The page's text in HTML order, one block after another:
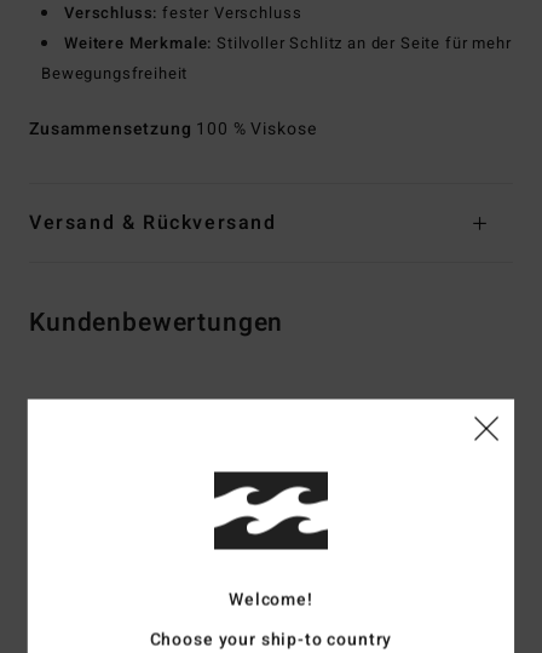
Verschluss: fester Verschluss
Weitere Merkmale: Stilvoller Schlitz an der Seite für mehr
Bewegungsfreiheit
Zusammensetzung 100 % Viskose
Versand & Rückversand
Kundenbewertungen
Durchschnittliche Bewertung
4.5/5
2 verifizierten Bewertungen
Komfort
Preis-Leistungs-Verhältnis
Welcome!
Choose your ship-to country